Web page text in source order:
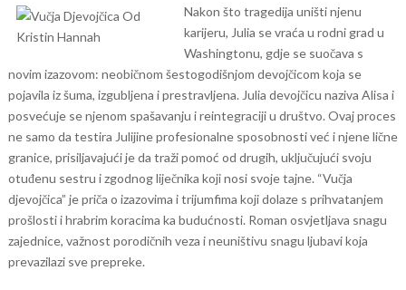
Nakon što tragedija uništi njenu
karijeru, Julia se vraća u rodni grad u
Washingtonu, gdje se suočava s
novim izazovom: neobičnom šestogodišnjom devojčicom koja se
pojavila iz šuma, izgubljena i prestravljena. Julia devojčicu naziva Alisa i
posvećuje se njenom spašavanju i reintegraciji u društvo. Ovaj proces
ne samo da testira Julijine profesionalne sposobnosti već i njene lične
granice, prisiljavajući je da traži pomoć od drugih, uključujući svoju
otuđenu sestru i zgodnog liječnika koji nosi svoje tajne. “Vučja
djevojčica” je priča o izazovima i trijumfima koji dolaze s prihvatanjem
prošlosti i hrabrim koracima ka budućnosti. Roman osvjetljava snagu
zajednice, važnost porodičnih veza i neuništivu snagu ljubavi koja
prevazilazi sve prepreke.